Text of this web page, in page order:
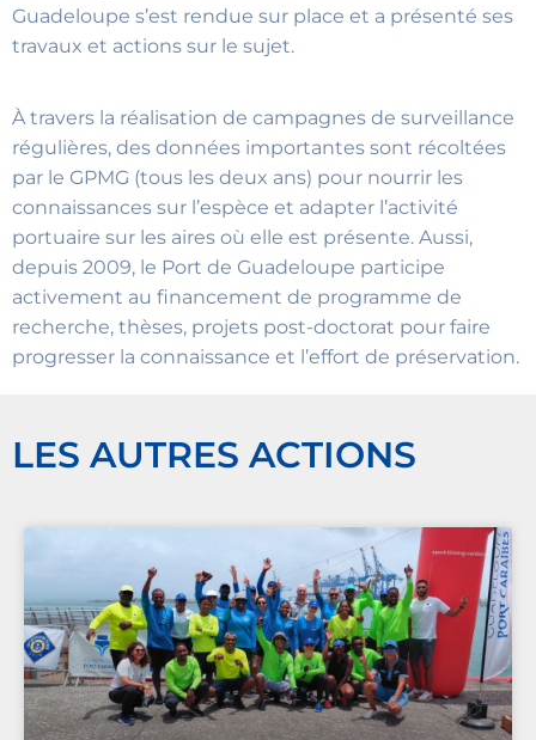
Guadeloupe s’est rendue sur place et a présenté ses
travaux et actions sur le sujet.
À travers la réalisation de campagnes de surveillance
régulières, des données importantes sont récoltées
par le GPMG (tous les deux ans) pour nourrir les
connaissances sur l’espèce et adapter l’activité
portuaire sur les aires où elle est présente. Aussi,
depuis 2009, le Port de Guadeloupe participe
activement au financement de programme de
recherche, thèses, projets post-doctorat pour faire
progresser la connaissance et l’effort de préservation.
LES AUTRES ACTIONS